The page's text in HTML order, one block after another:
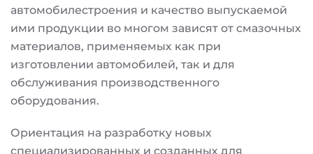
автомобилестроения и качество выпускаемой
ими продукции во многом зависят от смазочных
материалов, применяемых как при
изготовлении автомобилей, так и для
обслуживания производственного
оборудования.
Ориентация на разработку новых
специализированных и созданных для